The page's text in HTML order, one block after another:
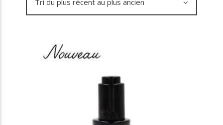
ACCUEIL
COURS ET VISITES
POUR LES PROS